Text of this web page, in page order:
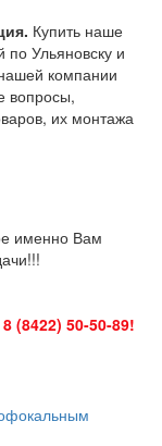
Купить наше
по Ульяновску и
компании
вопросы,
их монтажа
именно Вам
(8422) 50-50-89!